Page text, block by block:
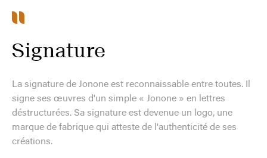
Signature
La signature de Jonone est reconnaissable entre toutes. Il
signe ses œuvres d'un simple « Jonone » en lettres
déstructurées. Sa signature est devenue un logo, une
marque de fabrique qui atteste de l'authenticité de ses
créations.